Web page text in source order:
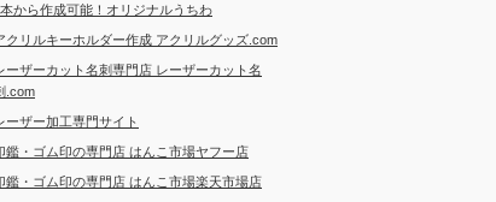
から作成可能！オリジナルうちわ
クリルキーホルダー作成 アクリルグッズ.com
ーザーカット名刺専門店 レーザーカット名
.com
ーザー加工専門サイト
鑑・ゴム印の専門店 はんこ市場ヤフー店
鑑・ゴム印の専門店 はんこ市場楽天市場店